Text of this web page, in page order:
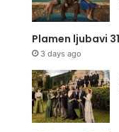
Plamen ljubavi
3 days ago